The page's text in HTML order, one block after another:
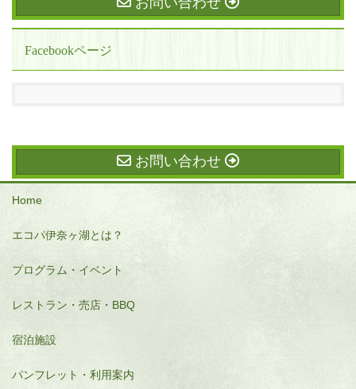
Facebookページ
お問い合わせ
Home
エコパ伊奈ヶ湖とは？
プログラム・イベント
レストラン・売店・BBQ
宿泊施設
パンフレット・利用案内